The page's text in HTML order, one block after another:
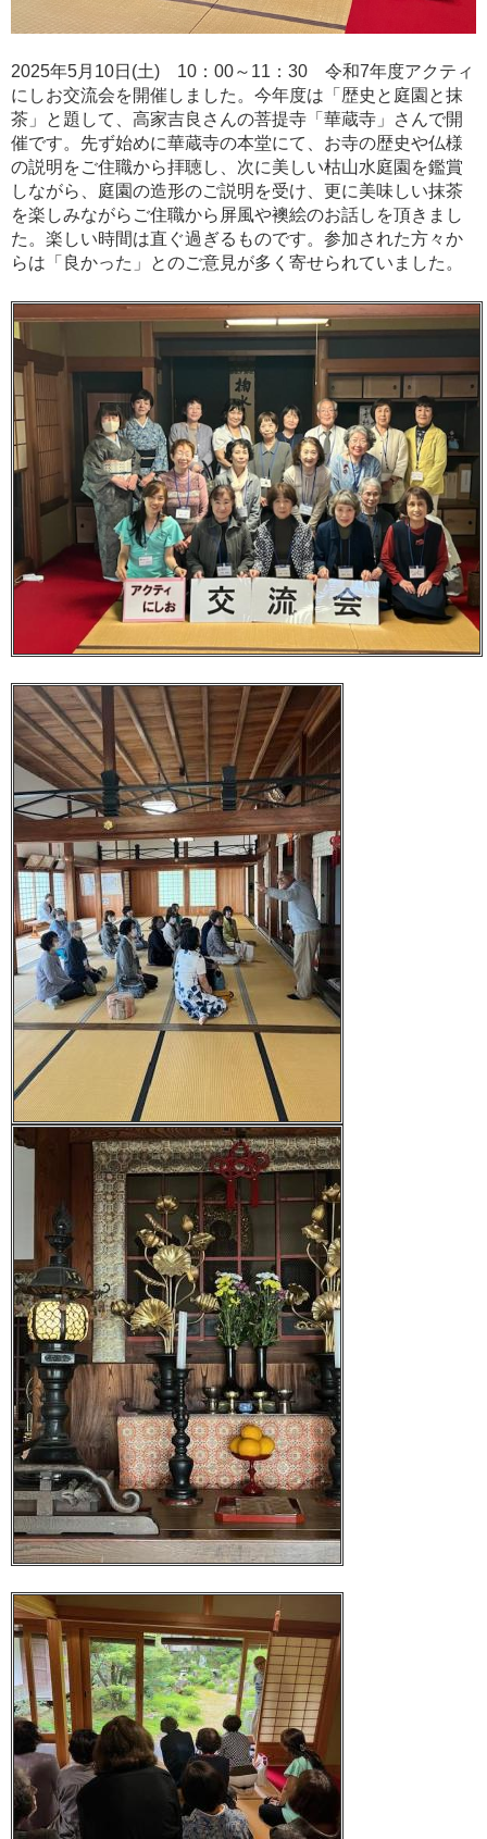
2025年5月10日(土) 10：00～11：30 令和7年度アクティ
にしお交流会を開催しました。今年度は「歴史と庭園と抹
茶」と題して、高家吉良さんの菩提寺「華蔵寺」さんで開
催です。先ず始めに華蔵寺の本堂にて、お寺の歴史や仏様
の説明をご住職から拝聴し、次に美しい枯山水庭園を鑑賞
しながら、庭園の造形のご説明を受け、更に美味しい抹茶
を楽しみながらご住職から屏風や襖絵のお話しを頂きまし
た。楽しい時間は直ぐ過ぎるものです。参加された方々か
らは「良かった」とのご意見が多く寄せられていました。